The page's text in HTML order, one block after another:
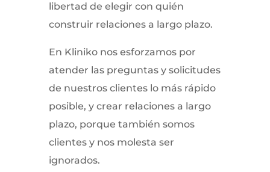
libertad de elegir con quién
construir relaciones a largo plazo.
En Kliniko nos esforzamos por
atender las preguntas y solicitudes
de nuestros clientes lo más rápido
posible, y crear relaciones a largo
plazo, porque también somos
clientes y nos molesta ser
ignorados.